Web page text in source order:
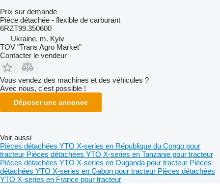
Prix sur demande
Pièce détachée - flexible de carburant
6RZT99.350600
Ukraine, m. Kyiv
TOV "Trans Agro Market"
Contacter le vendeur
Vous vendez des machines et des véhicules ?
Avec nous, c'est possible !
Déposer une annonce
Voir aussi
Pièces détachées YTO X-series en République du Congo pour
tracteur Pièces détachées YTO X-series en Tanzanie pour tracteur
Pièces détachées YTO X-series en Ouganda pour tracteur Pièces
détachées YTO X-series en Gabon pour tracteur Pièces détachées
YTO X-series en France pour tracteur